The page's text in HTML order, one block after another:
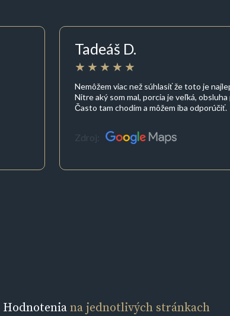
Tadeáš D.
Nemôžem viac než súhlasiť že toto je
Nitre aký som mal, porcia je veľká,
Často tam chodím a môžem iba odporúčiť.
Zdroj:
Hodnoteniana jednotlivých stránkach